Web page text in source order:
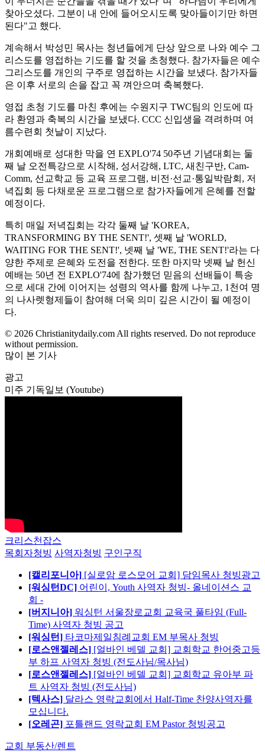
찾아오셨다. 그분이 내 안에 들어오시도록 맞아들이기만 하면
된다"고 했다.
계속해서 박성민 목사는 청년들에게 단상 앞으로 나와 예수 그
리스도를 영접하는 기도를 할 것을 초청했다. 참가자들은 예수
그리스도를 개인의 구주로 영접하는 시간을 보냈다. 참가자들
은 이후 서로의 손을 잡고 꼭 껴안으며 축복했다.
영접 초청 기도를 마친 후에는 수원지구 TWC팀의 인도에 따
라 환영과 축복의 시간을 보냈다. CCC 신입생을 격려하며 여
름수련회 첫날이 지났다.
개회예배로 성대한 막을 연 EXPLO'74 50주년 기념대회는 둘
째 날 오전특강으로 시작해, 성서강해, LTC, 새친구반, Cam-
Comm, 선교학교 등 교육 프로그램, 비전·선교·통일박람회, 저
녁집회 등 다채로운 프로그램으로 참가자들에게 은혜를 전할
예정이다.
특히 매일 저녁집회는 각각 둘째 날 'KOREA,
TRANSFORMING BY THE SENT!', 셋째 날 'WORLD,
WAITING FOR THE SENT!', 넷째 날 'WE, THE SENT!'라는 다
양한 주제로 은혜와 도전을 전한다. 또한 마지막 넷째 날 헌신
예배는 50년 전 EXPLO'74에 참가했던 믿음의 선배들이 특송
으로 세대 간에 이어지는 성령의 역사를 함께 나누고, 1천여 명
의 나사렛형제들이 참여해 더욱 의미 깊은 시간이 될 예정이
다.
© 2026 Christianitydaily.com All rights reserved. Do not reproduce
without permission.
많이 본 기사
광고
미주 기독일보 (Youtube)
크리스천잡스
목회자청빙 사역자청빙 구인구직
[캘리포니아] [실로암 로스모어 교회] 담임목사 청빙광고
[워싱턴DC] 어린이, Youth 사역자 청빙- 올네이션스 교
회 -
[버지니아] 워싱턴 서울장로교회 교육국 풀타임 (Full-
Time) 사역자 청빙 공고
[워싱턴] 타코마제일침례교회 EM 부목사 청빙
[로스앤젤레스] [얼바인 베델 교회] 교회학교 한어중고등
부 하프 사역자 청빙 (전도사님/목사님)
[로스앤젤레스] [얼바인 베델 교회] 교회학교 유아부 파
트 사역자 청빙 (전도사님)
[텍사스] 달라스 영락교회에서 Half-Time 찬양사역자를
모십니다.
[오레곤] 포틀랜드 영락교회 EM Pastor 청빙공고
교회 부동산/렌트